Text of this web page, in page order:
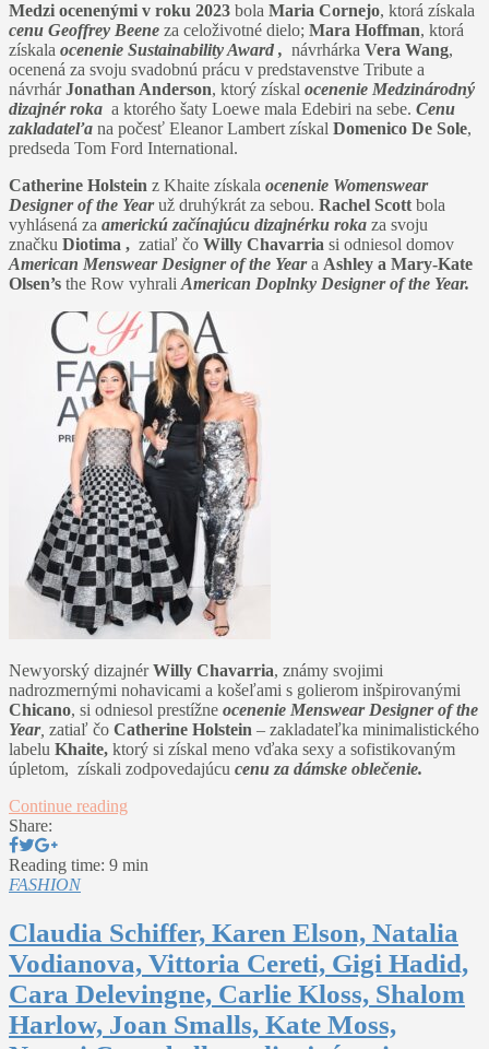
Medzi ocenenými v roku 2023 bola Maria Cornejo, ktorá získala
cenu Geoffrey Beene za celoživotné dielo; Mara Hoffman, ktorá
získala ocenenie Sustainability Award , návrhárka Vera Wang,
ocenená za svoju svadobnú prácu v predstavenstve Tribute a
návrhárJonathan Anderson, ktorý získal ocenenie Medzinárodný
dizajnér roka a ktorého šaty Loewe mala Edebiri na sebe. Cenu
zakladateľa na počesť Eleanor Lambert získal Domenico De Sole,
predseda Tom Ford International.
Catherine Holstein z Khaite získala ocenenie Womenswear
Designer of the Year už druhýkrát za sebou. Rachel Scott bola
vyhlásená za americkú začínajúcu dizajnérku roka za svoju
značku Diotima , zatiaľ čo Willy Chavarria si odniesol domov
American Menswear Designer of the Year a Ashley a Mary-Kate
Olsen’s the Row vyhrali American Doplnky Designer of the Year.
Newyorský dizajnérWilly Chavarria, známy svojimi
nadrozmernými nohavicami a košeľami s golierom inšpirovanými
Chicano, si odniesol prestížne ocenenie Menswear Designer of the
Year, zatiaľ čo Catherine Holstein – zakladateľka minimalistického
labelu Khaite, ktorý si získal meno vďaka sexy a sofistikovaným
úpletom, získali zodpovedajúcu cenu za dámske oblečenie.
Continue reading
Share:
Reading time: 9 min
FASHION
Claudia Schiffer, Karen Elson, Natalia
Vodianova, Vittoria Cereti, Gigi Hadid,
Cara Delevingne, Carlie Kloss, Shalom
Harlow, Joan Smalls, Kate Moss,